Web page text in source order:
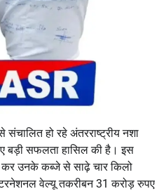
हो रहे अंतरराष्ट्रीय नशा
बड़ी सफलता हासिल की है। इस
कर उनके कब्जे से साढ़े चार किलो
वेल्यू तकरीबन 31 करोड़ रुपए